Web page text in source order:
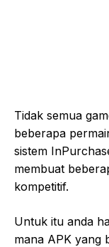
Tidak semua
beberapa
sistem
membuat
kompetitif.
Untuk itu anda
mana APK yang